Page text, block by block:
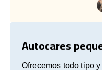
Autocares
Ofrecemos todo tipo